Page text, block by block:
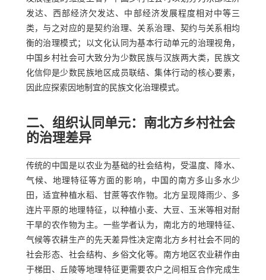
发达、西部经济欠发达、中部经济发展程度相对中等三
类，与之对应的是契约治理、关系治理、契约与关系相均
衡的治理模式；以文化认同为基本行动单元的治理视角，
中国乡村社会可大致分为少数民族与汉族两大类，民族文
化信仰是少数民族地区成员联结、集体行动的核心要素，
因此应探索因地制宜的民族文化治理模式。
二、组织认同单元：南北方乡村社会
的治理差异
传统的中国是以农业为基础的社会结构，受温度、降水、
气候、地理特征等方面的影响，中国的南方多山多水少
田，适宜种植水稻、甘蔗等农作物。北方呈现降雨少、多
连片平原的地理特征，以种植小麦、大豆、玉米等相对耐
干旱的农作物为主。一些学者认为，南北方的地理特征、
气候等农耕生产的先天差异性决定南北方乡村社会不同的
社会形态、社会结构、乡俗文化等。南方地区农业耕作由
于梯田、丘陵等地理特征更需要农户之间相互合作完成生